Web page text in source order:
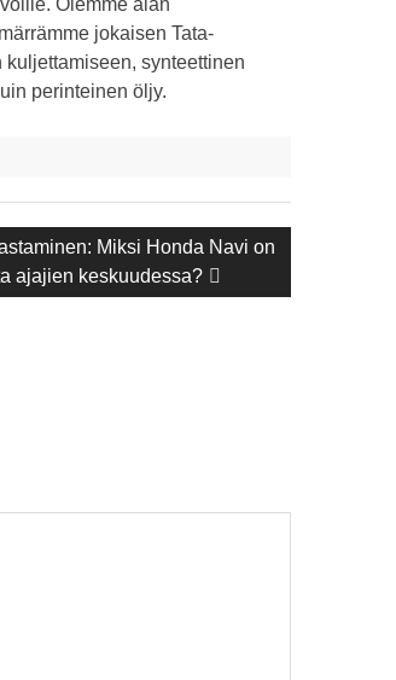
jokaisen Tata-
synteettinen
perinteinen öljy.
Miksi Honda Navi on
ajajien keskuudessa?